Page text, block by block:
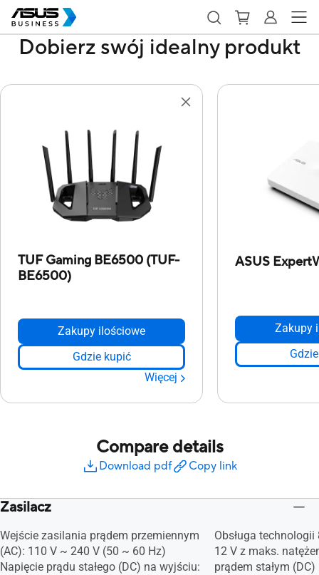
Dobierz swój idealny produkt
TUF Gaming BE6500 (TUF-
BE6500)
Zakupy ilościowe
Gdzie kupić
Więcej
ASUS
Zakupy
Compare details
Download pdf Copy link
Zasilacz
Wejście zasilania prądem przemiennym
(AC): 110 V ~ 240 V (50 ~ 60 Hz)
Napięcie prądu stałego (DC) na wyjściu:
Obsługa
12 V z maks.
prądem stałym